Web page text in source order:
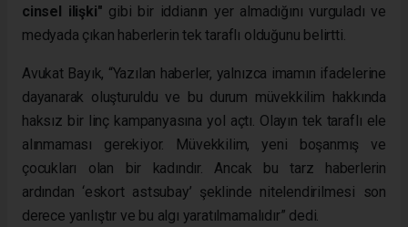
cinsel ilişki" gibi bir iddianın yer almadığını vurguladı ve
medyada çıkan haberlerin tek taraflı olduğunu belirtti.
Avukat Bayık, “Yazılan haberler, yalnızca imamın ifadelerine
dayanarak oluşturuldu ve bu durum müvekkilim hakkında
haksız bir linç kampanyasına yol açtı. Olayın tek taraflı ele
alınmaması gerekiyor. Müvekkilim, yeni boşanmış ve
çocukları olan bir kadındır. Ancak bu tarz haberlerin
ardından ‘eskort astsubay’ şeklinde nitelendirilmesi son
derece yanlıştır ve bu algı yaratılmamalıdır” dedi.